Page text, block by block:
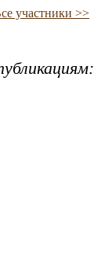
участники >>